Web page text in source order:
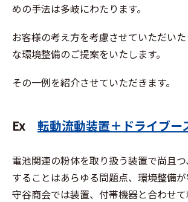
めの手法は多岐にわたります。
お客様の考え方を考慮させていただい
な環境整備のご提案をいたします。
その一例を紹介させていただきます。
Ex 転動流動装置＋ドライブー
電池関連の粉体を取り扱う装置で尚且
することはあらゆる問題点、環境整備が
守谷商会では装置、付帯機器と合わせ